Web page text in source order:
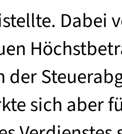
Dabei
der
sich aber